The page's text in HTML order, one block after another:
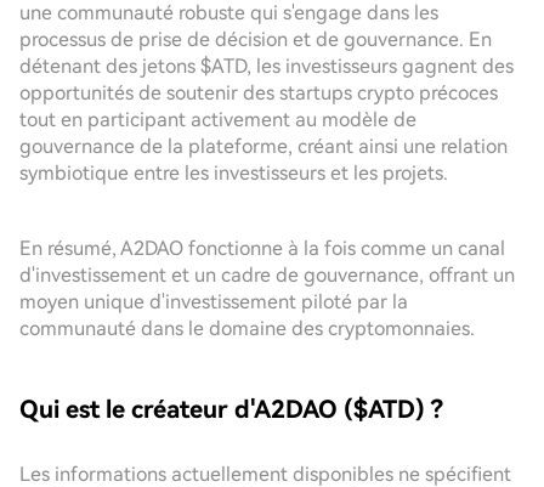
une communauté robuste qui s'engage dans les
processus de prise de décision et de gouvernance. En
détenant des jetons $ATD, les investisseurs gagnent des
opportunités de soutenir des startups crypto précoces
tout en participant activement au modèle de
gouvernance de la plateforme, créant ainsi une relation
symbiotique entre les investisseurs et les projets.
En résumé, A2DAO fonctionne à la fois comme un canal
d'investissement et un cadre de gouvernance, offrant un
moyen unique d'investissement piloté par la
communauté dans le domaine des cryptomonnaies.
Qui est le créateur d'A2DAO ($ATD) ?
Les informations actuellement disponibles ne spécifient